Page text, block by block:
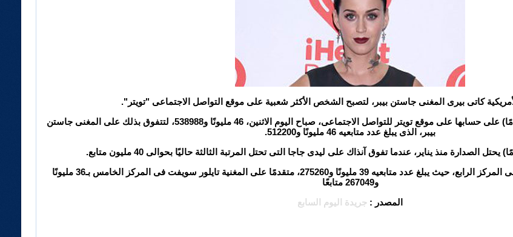
كاتى بيرى المغنى جاستن بيبر، لتصبح الشخص الأكثر شعبية على موقع التواصل الاجتماعى "تويتر".
ووصل عدد متابعى مغنية البوب (29 عامًا) على حسابها على موقع تويتر للتواصل الاجتماعى، صباح اليوم الاثنين، 46 مليونًا و538988، لتتفوق بذلك على المغنى جاستن
بيبر، الذى يبلغ عدد متابعيه 46 مليونًا و512200.
ويأتى الرئيس الأمريكى باراك أوباما فى المركز الرابع، حيث يبلغ عدد متابعيه 39 مليونًا و275260، متقدمًا على المغنية تايلور سويفت فى المركز الخامس بـ36 مليونًا
و267049 متابعًا
المصدر : جريدة اليوم السابع